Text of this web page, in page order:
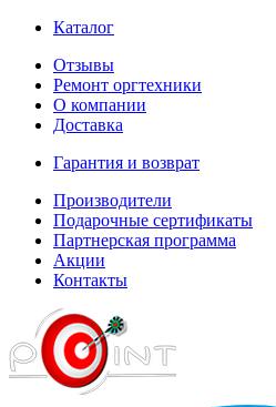
Каталог
Отзывы
Ремонт оргтехники
О компании
Доставка
Гарантия и возврат
Производители
Подарочные сертификаты
Партнерская программа
Акции
Контакты